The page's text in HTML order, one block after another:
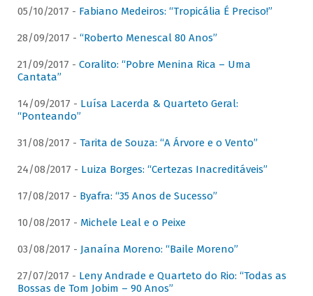
05/10/2017 - Fabiano Medeiros: “Tropicália É Preciso!”
28/09/2017 - “Roberto Menescal 80 Anos”
21/09/2017 - Coralito: “Pobre Menina Rica – Uma
Cantata”
14/09/2017 - Luísa Lacerda & Quarteto Geral:
“Ponteando”
31/08/2017 - Tarita de Souza: “A Árvore e o Vento”
24/08/2017 - Luiza Borges: “Certezas Inacreditáveis”
17/08/2017 - Byafra: “35 Anos de Sucesso”
10/08/2017 - Michele Leal e o Peixe
03/08/2017 - Janaína Moreno: “Baile Moreno”
27/07/2017 - Leny Andrade e Quarteto do Rio: “Todas as
Bossas de Tom Jobim – 90 Anos”